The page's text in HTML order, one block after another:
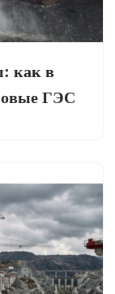
как в
ГЭС